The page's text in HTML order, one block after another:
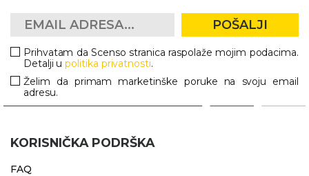
POŠALJI
Prihvatam da Scenso stranica raspolaže mojim podacima.
Detalji upolitika privatnosti.
Želim da primam marketinške poruke na svoju email
adresu.
KORISNIČKA PODRŠKA
FAQ